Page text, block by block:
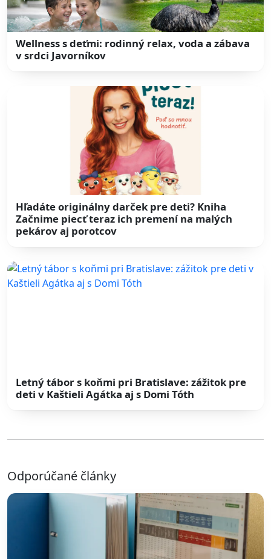
Wellness s deťmi: rodinný relax, voda a zábava
v srdci Javorníkov
Hľadáte originálny darček pre deti? Kniha
Začnime piecť teraz ich premení na malých
pekárov aj porotcov
Letný tábor s koňmi pri Bratislave: zážitok pre
deti v Kaštieli Agátka aj s Domi Tóth
Odporúčané články